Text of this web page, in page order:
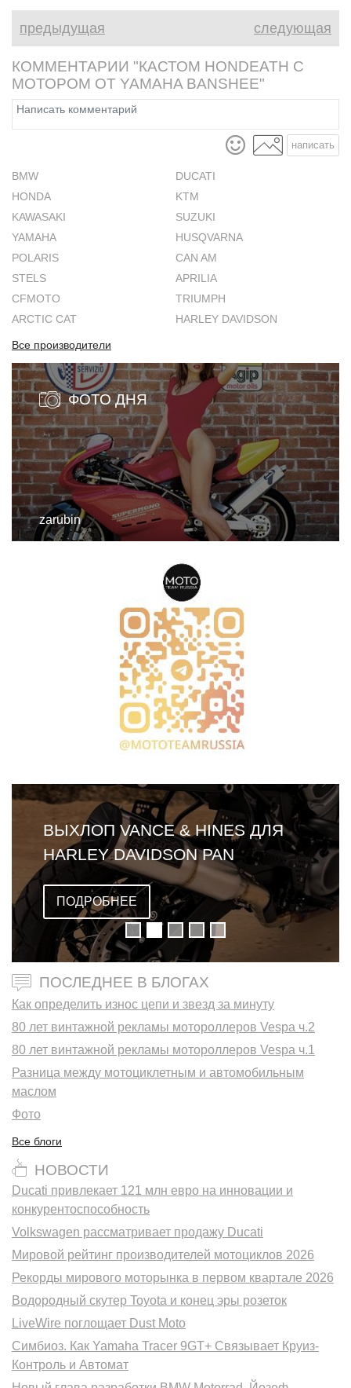
весёлый,
мотоцикл.
предыдущая следующая
КОММЕНТАРИИ "КАСТОМ HONDEATH С
МОТОРОМ ОТ YAMAHA BANSHEE"
написать
BMW
DUCATI
HONDA
KTM
KAWASAKI
SUZUKI
YAMAHA
HUSQVARNA
POLARIS
CAN AM
STELS
APRILIA
CFMOTO
TRIUMPH
ARCTIC CAT
HARLEY DAVIDSON
Все производители
ФОТО ДНЯ
zarubin
ВЫХЛОП VANCE & HINES ДЛЯ
HARLEY DAVIDSON PAN
AMERICA
ПОДРОБНЕЕ
ПОСЛЕДНЕЕ В БЛОГАХ
Как определить износ цепи и звезд за минуту
80 лет винтажной рекламы мотороллеров Vespa ч.2
80 лет винтажной рекламы мотороллеров Vespa ч.1
Разница между мотоциклетным и автомобильным
маслом
Фото
Все блоги
НОВОСТИ
Ducati привлекает 121 млн евро на инновации и
конкурентоспособность
Volkswagen рассматривает продажу Ducati
Мировой рейтинг производителей мотоциклов 2026
Рекорды мирового моторынка в первом квартале 2026
Водородный скутер Toyota и конец эры розеток
LiveWire поглощает Dust Moto
Симбиоз. Как Yamaha Tracer 9GT+ Связывает Круиз-
Контроль и Автомат